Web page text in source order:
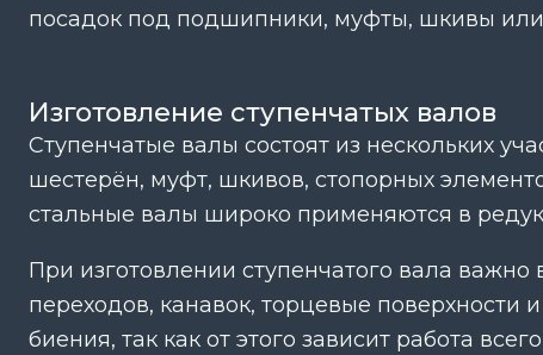
посадок под подшипники, муфты, шкивы
Изготовление ступенчатых валов
Ступенчатые валы состоят из нескольких
шестерён, муфт, шкивов, стопорных
стальные валы широко применяются в
При изготовлении ступенчатого вала
переходов, канавок, торцевые поверхности
биения, так как от этого зависит работа